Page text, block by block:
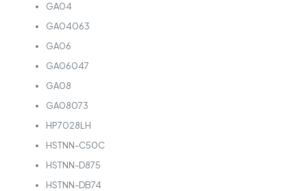
GA04
GA04063
GA06
GA06047
GA08
GA08073
HP7028LH
HSTNN-C50C
HSTNN-D875
HSTNN-DB74